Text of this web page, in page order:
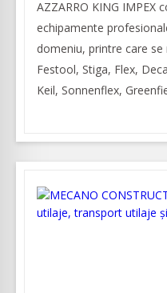
AZZARRO KING IMPEX
echipamente
domeniu, printre care
Festool, Stiga, Flex,
Keil, Sonnenflex,